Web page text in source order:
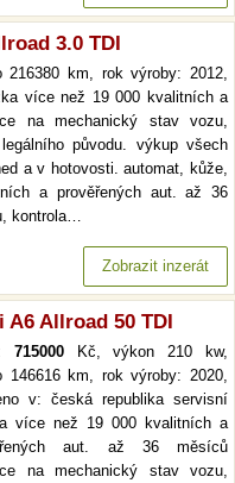
3.0 TDI
km, rok výroby: 2012,
více než 19 000 kvalitních a
na mechanický stav vozu,
původu. výkup všech
a v hotovosti. automat, kůže,
a prověřených aut. až 36
kontrola…
Zobrazit inzerát
A6 Allroad 50 TDI
715000Kč, výkon 210 kw,
146616 km, rok výroby: 2020,
v: česká republika servisní
více než 19 000 kvalitních a
aut. až 36 měsíců
na mechanický stav vozu,